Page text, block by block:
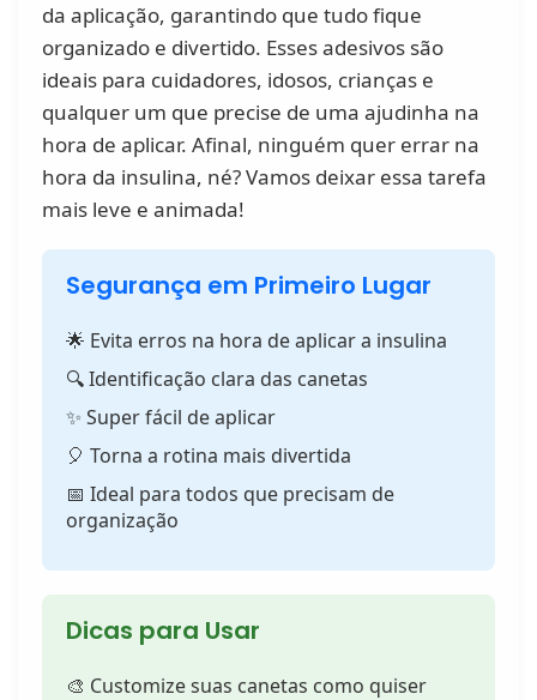
da aplicação, garantindo que tudo fique
organizado e divertido. Esses adesivos são
ideais para cuidadores, idosos, crianças e
qualquer um que precise de uma ajudinha na
hora de aplicar. Afinal, ninguém quer errar na
hora da insulina, né? Vamos deixar essa tarefa
mais leve e animada!
Segurança em Primeiro Lugar
🌟 Evita erros na hora de aplicar a insulina
🔍 Identificação clara das canetas
✨ Super fácil de aplicar
🎈 Torna a rotina mais divertida
📅 Ideal para todos que precisam de
organização
Dicas para Usar
🎨 Customize suas canetas como quiser